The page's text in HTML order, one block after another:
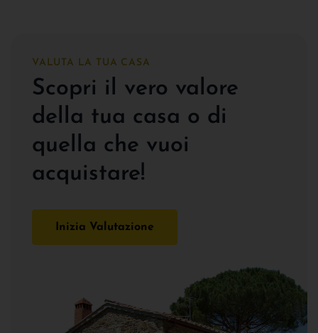
VALUTA LA TUA CASA
Scopri il vero valore
della tua casa o di
quella che vuoi
acquistare!
Inizia Valutazione